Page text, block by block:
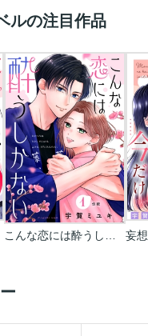
ルの注目作品
妄